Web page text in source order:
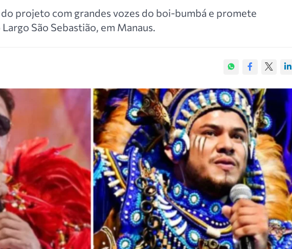
projeto com grandes vozes do boi-bumbá e promete
São Sebastião, em Manaus.